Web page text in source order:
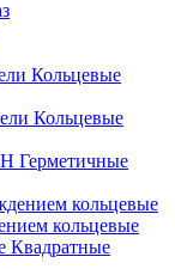
Кольцевые
Кольцевые
Герметичные
кольцевые
Квадратные